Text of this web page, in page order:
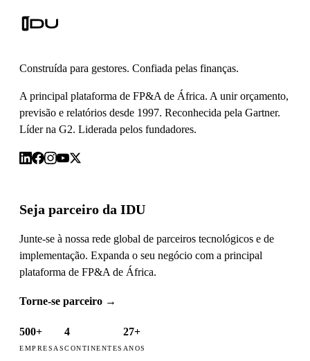
Construída para gestores. Confiada pelas finanças.
A principal plataforma de FP&A de África. A unir orçamento,
previsão e relatórios desde 1997. Reconhecida pela Gartner.
Líder na G2. Liderada pelos fundadores.
Seja parceiro da IDU
Junte-se à nossa rede global de parceiros tecnológicos e de
implementação. Expanda o seu negócio com a principal
plataforma de FP&A de África.
Torne-se parceiro →
500+
EMPRESAS
4
CONTINENTES
27+
ANOS